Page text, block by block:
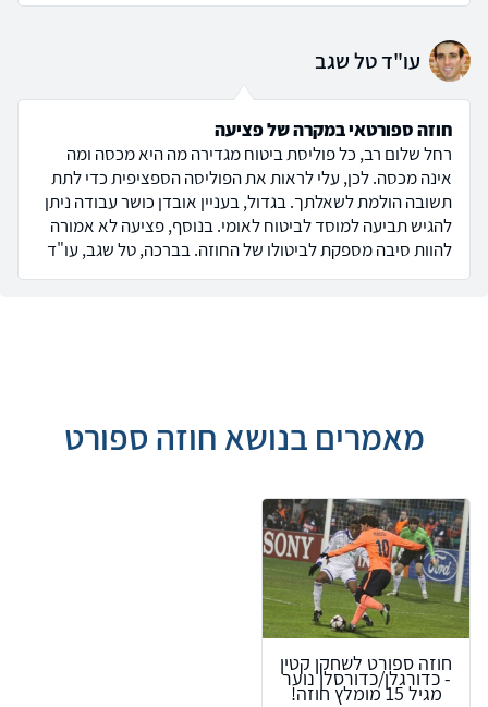
עו"ד טל שגב
חוזה ספורטאי במקרה של פציעה
רחל שלום רב, כל פוליסת ביטוח מגדירה מה היא מכסה ומה
אינה מכסה. לכן, עלי לראות את הפוליסה הספציפית כדי לתת
תשובה הולמת לשאלתך. בגדול, בעניין אובדן כושר עבודה ניתן
להגיש תביעה למוסד לביטוח לאומי. בנוסף, פציעה לא אמורה
להוות סיבה מספקת לביטולו של החוזה. בברכה, טל שגב, עו"ד
מאמרים בנושא חוזה ספורט
חוזה ספורט לשחקן קטין
- כדורגלן/כדורסלן נוער
מגיל 15 מומלץ חוזה!